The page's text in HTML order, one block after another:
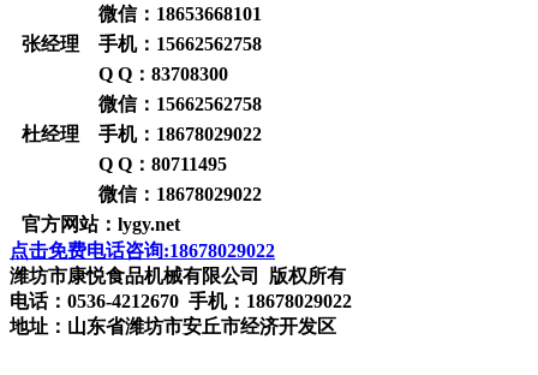
微信： 18653668101
张经理 手机： 15662562758
Q Q： 83708300
微信： 15662562758
杜经理 手机： 18678029022
Q Q： 80711495
微信： 18678029022
官方网站： lygy.net
点击免费电话咨询:18678029022
潍坊市康悦食品机械有限公司 版权所有
电话：0536-4212670 手机：18678029022
地址：山东省潍坊市安丘市经济开发区